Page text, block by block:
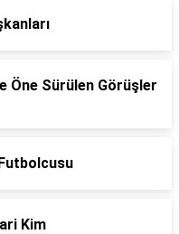
Öne Sürülen Görüşler
Kim